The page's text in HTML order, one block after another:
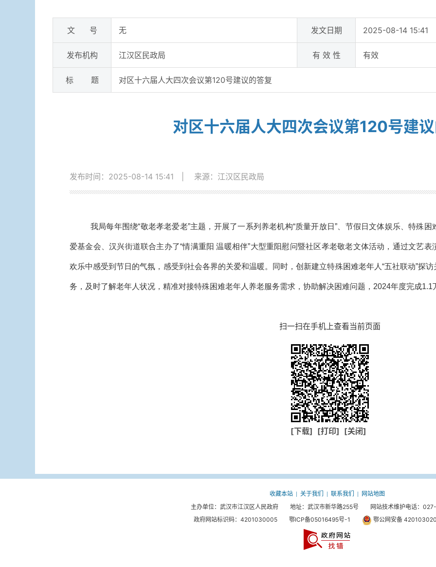
文 号 无 发文日期 2025-08-14 15:41
发布机构 江汉区民政局 有 效 性 有效
标 题 对区十六届人大四次会议第120号建议的答复
对区十六届人大四次会议第120号建
发布时间：2025-08-14 15:41 来源：江汉区民政局
我局每年围绕“敬老孝老爱老”主题，开展了一系列养老机构“质量开放日”、节假日文体娱乐、特殊
爱基金会、汉兴街道联合主办了“情满重阳 温暖相伴”大型重阳慰问暨社区孝老敬老文体活动，通过文艺
欢乐中感受到节日的气氛，感受到社会各界的关爱和温暖。同时，创新建立特殊困难老年人“五社联动”探
务，及时了解老年人状况，精准对接特殊困难老年人养老服务需求，协助解决困难问题，2024年度完成
扫一扫在手机上查看当前页面
[下载] [打印] [关闭]
收藏本站 关于我们 联系我们
网站地图
主办单位：武汉市江汉区人民政府 地址：武汉市新华路255号 网站技术维护电话：
政府网站标识码：4201030005 鄂ICP备05016495号-1 鄂公网安备